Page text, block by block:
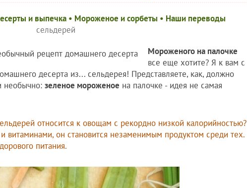
и выпечка• Мороженое и сорбеты • Наши переводы
сельдерей
Мороженого на палочке
все еще хотите? Я к вам с
десерта из... сельдерея! Представляете, как, должно
необычно: зеленое мороженое на палочке - идея не самая
относится к овощам с рекордно низкой калорийностью?
витаминами, он становится незаменимым продуктом среди тех.
питания.